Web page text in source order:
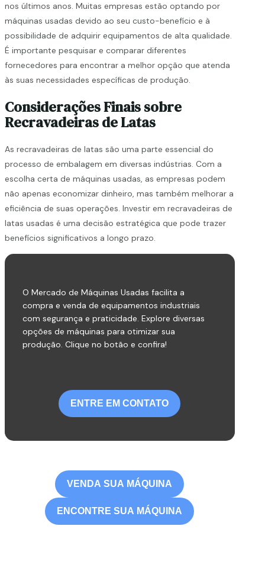
nos últimos anos. Muitas empresas estão optando por
máquinas usadas devido ao seu custo-benefício e à
possibilidade de adquirir equipamentos de alta qualidade.
É importante pesquisar e comparar diferentes
fornecedores para encontrar a melhor opção que atenda
às suas necessidades específicas de produção.
Considerações Finais sobre
Recravadeiras de Latas
As recravadeiras de latas são uma parte essencial do
processo de embalagem em diversas indústrias. Com a
escolha certa de máquinas usadas, as empresas podem
não apenas economizar dinheiro, mas também melhorar a
eficiência de suas operações. Investir em recravadeiras de
latas usadas é uma decisão estratégica que pode trazer
benefícios significativos a longo prazo.
O Mercado de Máquinas Usadas facilita a
compra e venda de equipamentos industriais
com segurança e praticidade. Explore diversas
opções de máquinas para otimizar sua
produção. Clique no botão e confira!
ENTRE EM CONTATO
VENDA SUA MÁQUINA
ENCONTRE SUA MÁQUINA